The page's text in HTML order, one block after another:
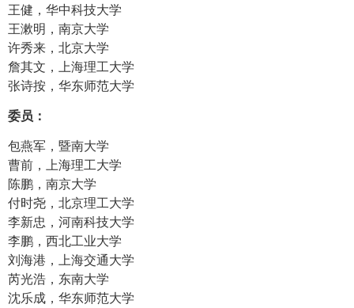
王健，华中科技大学
王漱明，南京大学
许秀来，北京大学
詹其文，上海理工大学
张诗按，华东师范大学
委员：
包燕军，暨南大学
曹前，上海理工大学
陈鹏，南京大学
付时尧，北京理工大学
李新忠，河南科技大学
李鹏，西北工业大学
刘海港，上海交通大学
芮光浩，东南大学
沈乐成，华东师范大学